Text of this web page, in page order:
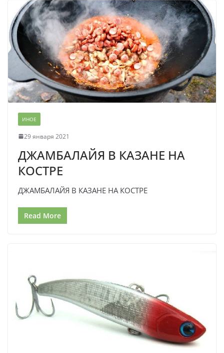
ИНОЕ
29 января 2021
ДЖАМБАЛАЙЯ В КАЗАНЕ НА
КОСТРЕ
ДЖАМБАЛАЙЯ В КАЗАНЕ НА КОСТРЕ
Read More